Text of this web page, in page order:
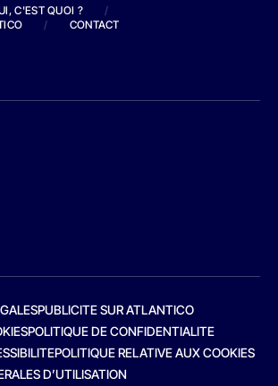
C'EST QUOI ?
/
/ CONTACT
PUBLICITE SUR ATLANTICO
POLITIQUE DE CONFIDENTIALITE
POLITIQUE RELATIVE AUX COOKIES
D’UTILISATION